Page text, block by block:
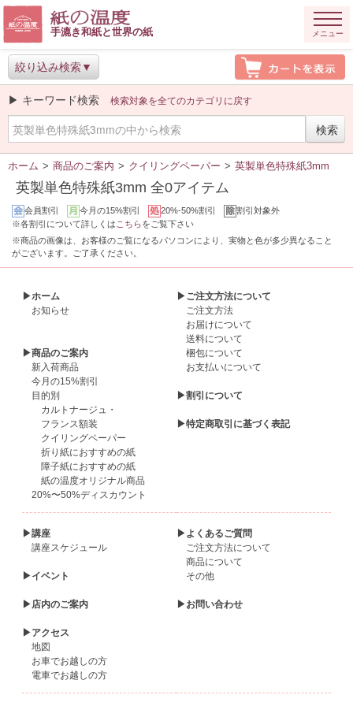
手漉き和紙と世界の紙 メニュー
絞り込み検索
▶ キーワード検索 検索対象を全てのカテゴリに戻す
ホーム > 商品のご案内 > クイリングペーパー > 英製単色特殊紙3mm
英製単色特殊紙3mm 全0アイテム
会員割引 今月の15%割引 20%-50%割引
割引対象外
※各割引について詳しくは こちらをご覧下さい
※商品の画像は、お客様のご覧になるパソコンにより、実物と色が多少異なること
がございます。ご了承ください。
▶ホーム
お知らせ
▶商品のご案内
新入荷商品
今月の15%割引
目的別
カルトナージュ・
フランス額装
クイリングペーパー
折り紙におすすめの紙
障子紙におすすめの紙
紙の温度オリジナル商品
20%〜50%ディスカウント
▶ご注文方法について
ご注文方法
お届けについて
送料について
梱包について
お支払いについて
▶割引について
▶特定商取引に基づく表記
▶講座
講座スケジュール
▶イベント
▶店内のご案内
▶アクセス
地図
お車でお越しの方
電車でお越しの方
▶よくあるご質問
ご注文方法について
商品について
その他
▶お問い合わせ